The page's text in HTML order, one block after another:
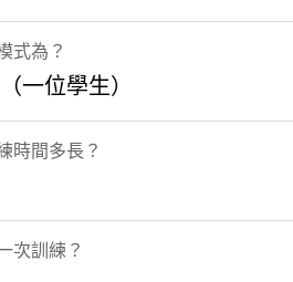
式為？
一位學生）
時間多長？
次訓練？